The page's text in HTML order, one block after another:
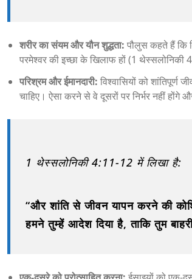
शरीर का संयम और यौन शुद्धता: पौलुस कहते हैं कि
परमेश्वर की इच्छा के खिलाफ हों (1 थेस्सलोनिकी
परिश्रम और ईमानदारी: विश्वासियों को शांतिपूर्ण
चाहिए। ऐसा करने से वे दूसरों पर निर्भर नहीं होंगे
1 थेस्सलोनिकी 4:11-12 में लिखा है:
“और शांति से जीवन यापन करने की
हमने तुम्हें आदेश दिया है, ताकि तुम